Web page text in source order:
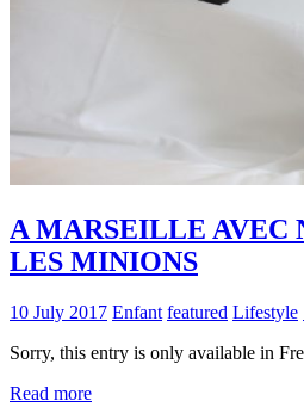
A MARSEILLE AVEC
LES MINIONS
10 July 2017 Enfant featured Lifestyle
Sorry, this entry is only available in
Read more